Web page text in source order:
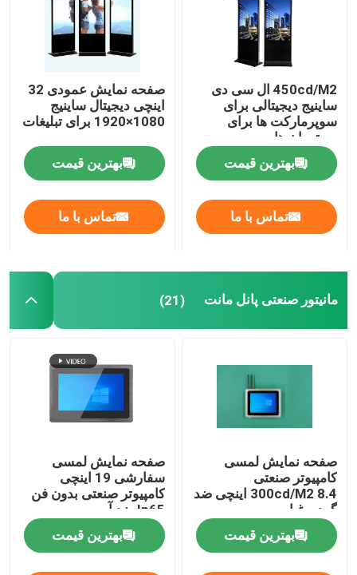
450cd/M2 ال سی دی
ساینیج دیجیتالی برای
سوپرمارکت ها برای
رستوران ها
بهترین قیمت
تماس با ما
صفحه نمایش عمودی 32
اینچی دیجیتال ساینیج
1080×1920 برای تبلیغات
بهترین قیمت
تماس با ما
مانیتور صنعتی پانل مانت (21)
صفحه نمایش لمسی
کامپیوتر صنعتی
300cd/M2 8.4 اینچی ضد
گرد و غبار
بهترین قیمت
صفحه نمایش لمسی
سفارشی 19 اینچی
کامپیوتر صنعتی بدون فن
Ip65 ضد آب
بهترین قیمت